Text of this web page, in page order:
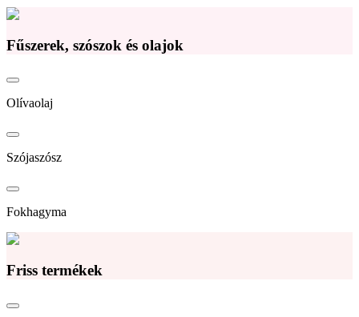
Fűszerek, szószok és olajok
Olívaolaj
Szójaszósz
Fokhagyma
Friss termékek